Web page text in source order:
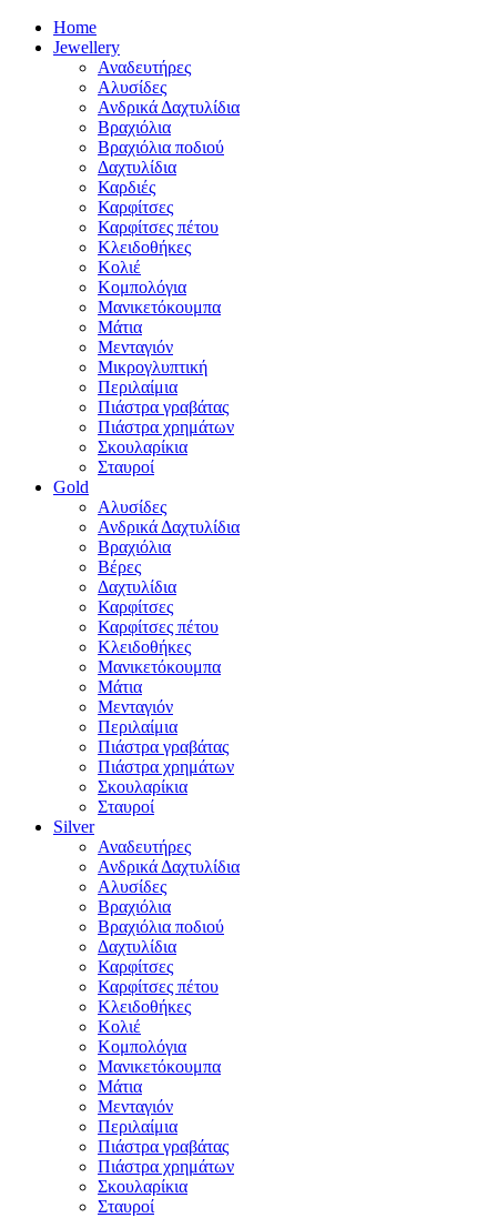
Home
Jewellery
Αναδευτήρες
Αλυσίδες
Ανδρικά Δαχτυλίδια
Βραχιόλια
Βραχιόλια ποδιού
Δαχτυλίδια
Καρδιές
Καρφίτσες
Καρφίτσες πέτου
Κλειδοθήκες
Κολιέ
Κομπολόγια
Μανικετόκουμπα
Μάτια
Μενταγιόν
Μικρογλυπτική
Περιλαίμια
Πιάστρα γραβάτας
Πιάστρα χρημάτων
Σκουλαρίκια
Σταυροί
Gold
Αλυσίδες
Ανδρικά Δαχτυλίδια
Βραχιόλια
Βέρες
Δαχτυλίδια
Καρφίτσες
Καρφίτσες πέτου
Κλειδοθήκες
Μανικετόκουμπα
Μάτια
Μενταγιόν
Περιλαίμια
Πιάστρα γραβάτας
Πιάστρα χρημάτων
Σκουλαρίκια
Σταυροί
Silver
Αναδευτήρες
Ανδρικά Δαχτυλίδια
Αλυσίδες
Βραχιόλια
Βραχιόλια ποδιού
Δαχτυλίδια
Καρφίτσες
Καρφίτσες πέτου
Κλειδοθήκες
Κολιέ
Κομπολόγια
Μανικετόκουμπα
Μάτια
Μενταγιόν
Περιλαίμια
Πιάστρα γραβάτας
Πιάστρα χρημάτων
Σκουλαρίκια
Σταυροί